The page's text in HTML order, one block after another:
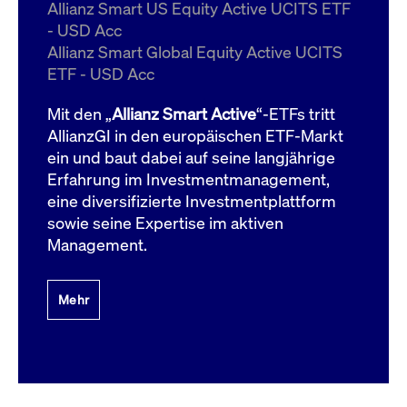
Allianz Smart US Equity Active UCITS ETF
- USD Acc
Allianz Smart Global Equity Active UCITS
ETF - USD Acc
Mit den „Allianz Smart Active“-ETFs tritt
AllianzGI in den europäischen ETF-Markt
ein und baut dabei auf seine langjährige
Erfahrung im Investmentmanagement,
eine diversifizierte Investmentplattform
sowie seine Expertise im aktiven
Management.
Mehr
ApplicationGatewayAffinityCORS
boerse.com
Domain
bis